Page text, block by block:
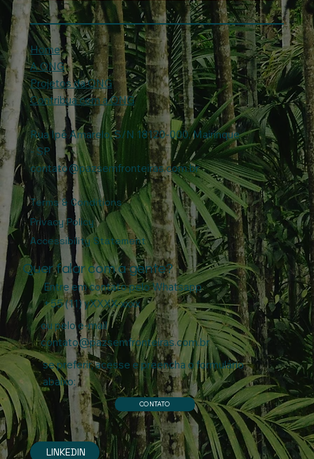
Quer falar com a gente?
Entre em contato pelo Whatsapp
+55 (11) yXXXX-xxxx
ou pelo e-mail
contato@pazsemfronteiras.com.br
se preferir, acesse e preencha o formulário
abaixo:
CONTATO
Home
A ONG
Projetos da ONG
Contribua com a ONG
Rua Ipê Amarelo, S/N 18120-000, Mairinque
- SP
contato@pazsemfronteiras.com.br
Terms & Conditions
Privacy Policy
Accessibility Statement
LINKEDIN